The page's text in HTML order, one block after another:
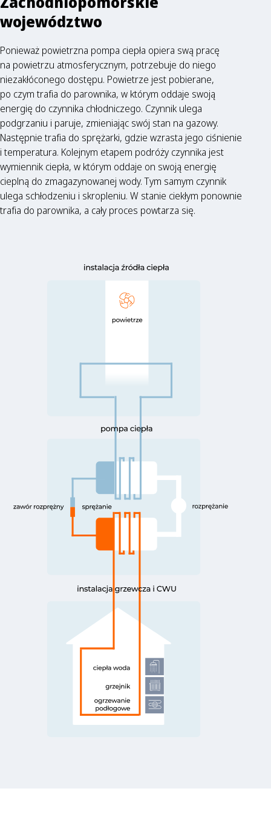
województwo
Ponieważ powietrzna pompa ciepła opiera swą pracę
na powietrzu atmosferycznym, potrzebuje do niego
niezakłóconego dostępu. Powietrze jest pobierane,
po czym trafia do parownika, w którym oddaje swoją
energię do czynnika chłodniczego. Czynnik ulega
podgrzaniu i paruje, zmieniając swój stan na gazowy.
Następnie trafia do sprężarki, gdzie wzrasta jego ciśnienie
i temperatura. Kolejnym etapem podróży czynnika jest
wymiennik ciepła, w którym oddaje on swoją energię
cieplną do zmagazynowanej wody. Tym samym czynnik
ulega schłodzeniu i skropleniu. W stanie ciekłym ponownie
trafia do parownika, a cały proces powtarza się.